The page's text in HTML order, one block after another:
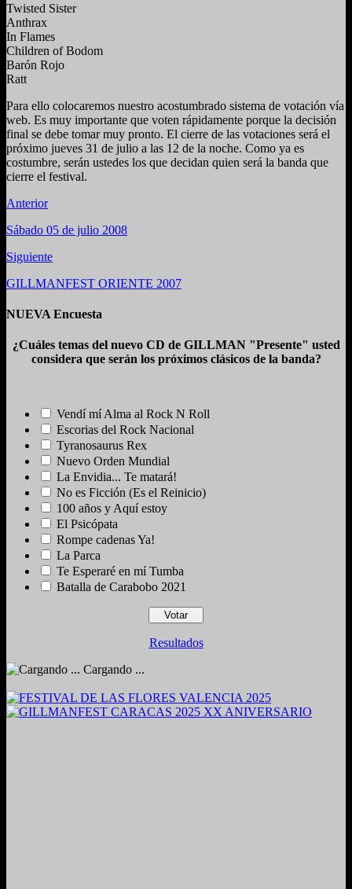
Twisted Sister
Anthrax
In Flames
Children of Bodom
Barón Rojo
Ratt
Para ello colocaremos nuestro acostumbrado sistema de votación vía
web. Es muy importante que voten rápidamente porque la decisión
final se debe tomar muy pronto. El cierre de las votaciones será el
próximo jueves 31 de julio a las 12 de la noche. Como ya es
costumbre, serán ustedes los que decidan quien será la banda que
cierre el festival.
Anterior
Sábado 05 de julio 2008
Siguiente
GILLMANFEST ORIENTE 2007
NUEVA Encuesta
¿Cuáles temas del nuevo CD de GILLMAN "Presente" usted
considera que serán los próximos clásicos de la banda?
Vendí mí Alma al Rock N Roll
Escorias del Rock Nacional
Tyranosaurus Rex
Nuevo Orden Mundial
La Envidia... Te matará!
No es Ficción (Es el Reinicio)
100 años y Aquí estoy
El Psicópata
Rompe cadenas Ya!
La Parca
Te Esperaré en mí Tumba
Batalla de Carabobo 2021
Resultados
Cargando ...